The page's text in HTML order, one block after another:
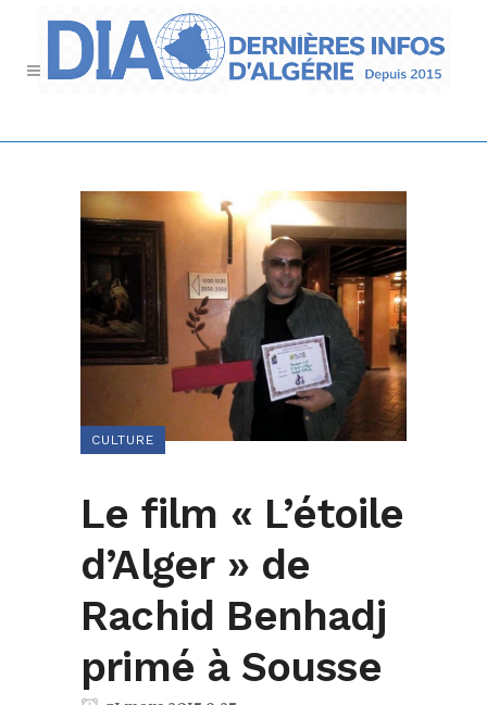
CULTURE
Le film « L’étoile
d’Alger » de
Rachid Benhadj
primé à Sousse